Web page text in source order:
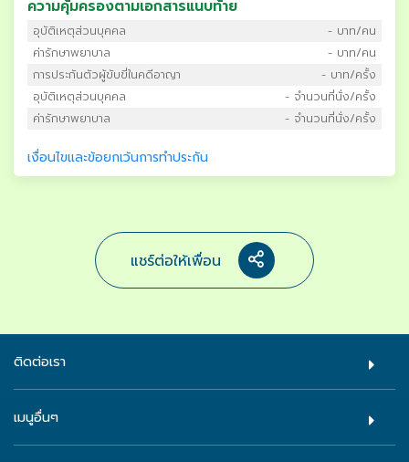
ความคุ้มครองตามเอกสารแนบท้าย
อุบัติเหตุส่วนบุคคล
- บาท/คน
ค่ารักษาพยาบาล
- บาท/คน
การประกันตัวผู้ขับขี่ในคดีอาญา
- บาท/ครั้ง
อุบัติเหตุส่วนบุคคล
- จำนวนที่นั่ง/ครั้ง
ค่ารักษาพยาบาล
- จำนวนที่นั่ง/ครั้ง
เงื่อนไขและข้อยกเว้นการทำประกัน
แชร์ต่อให้เพื่อน
ติดต่อเรา
เมนูอื่นๆ